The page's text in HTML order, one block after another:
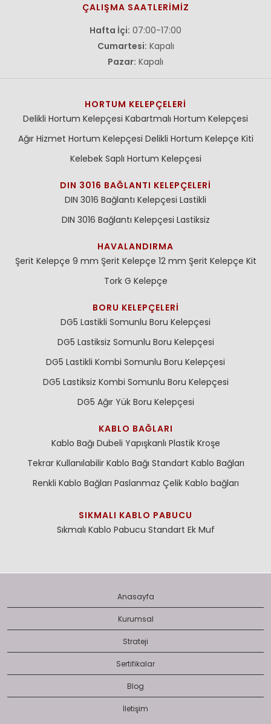
ÇALIŞMA SAATLERİMİZ
Hafta İçi: 07:00-17:00
Cumartesi: Kapalı
Pazar: Kapalı
HORTUM KELEPÇELERI
Delikli Hortum Kelepçesi Kabartmalı Hortum Kelepçesi
Ağır Hizmet Hortum Kelepçesi Delikli Hortum Kelepçe Kiti
Kelebek Saplı Hortum Kelepçesi
DIN 3016 BAĞLANTI KELEPÇELERI
DIN 3016 Bağlantı Kelepçesi Lastikli
DIN 3016 Bağlantı Kelepçesi Lastiksiz
HAVALANDIRMA
Şerit Kelepçe 9 mm Şerit Kelepçe 12 mm Şerit Kelepçe Kit
Tork G Kelepçe
BORU KELEPÇELERI
DG5 Lastikli Somunlu Boru Kelepçesi
DG5 Lastiksiz Somunlu Boru Kelepçesi
DG5 Lastikli Kombi Somunlu Boru Kelepçesi
DG5 Lastiksiz Kombi Somunlu Boru Kelepçesi
DG5 Ağır Yük Boru Kelepçesi
KABLO BAĞLARI
Kablo Bağı Dubeli Yapışkanlı Plastik Kroşe
Tekrar Kullanılabilir Kablo Bağı Standart Kablo Bağları
Renkli Kablo Bağları Paslanmaz Çelik Kablo bağları
SIKMALI KABLO PABUCU
Sıkmalı Kablo Pabucu Standart Ek Muf
Anasayfa
Kurumsal
Strateji
Sertifikalar
Blog
İletişim